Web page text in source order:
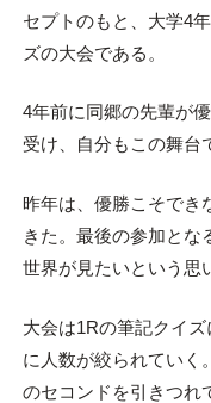
セプトのもと、大学4
ズの大会である。
4年前に同郷の先輩が
受け、自分もこの舞台
昨年は、優勝こそでき
きた。最後の参加とな
世界が見たいという思
大会は1Rの筆記クイ
に人数が絞られていく
のセコンドを引きつれ